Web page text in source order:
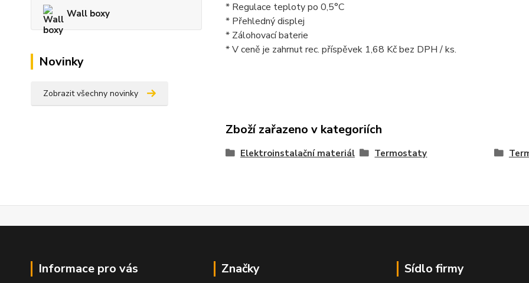
Wall boxy
Novinky
Zobrazit všechny novinky
* Regulace teploty po 0,5°C
* Přehledný displej
* Zálohovací baterie
* V ceně je zahrnut rec. příspěvek 1,68 Kč bez DPH / ks.
Zboží zařazeno v kategoriích
Elektroinstalační materiál Termostaty
Informace pro vás Značky Sídlo firmy